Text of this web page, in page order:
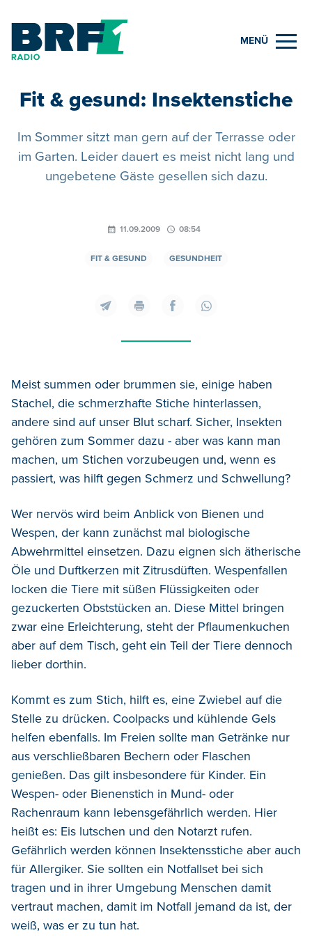
MENÜ
Fit & gesund: Insektenstiche
Im Sommer sitzt man gern auf der Terrasse oder
im Garten. Leider dauert es meist nicht lang und
ungebetene Gäste gesellen sich dazu.
11.09.2009 08:54
FIT & GESUND GESUNDHEIT
Meist summen oder brummen sie, einige haben
Stachel, die schmerzhafte Stiche hinterlassen,
andere sind auf unser Blut scharf. Sicher, Insekten
gehören zum Sommer dazu - aber was kann man
machen, um Stichen vorzubeugen und, wenn es
passiert, was hilft gegen Schmerz und Schwellung?
Wer nervös wird beim Anblick von Bienen und
Wespen, der kann zunächst mal biologische
Abwehrmittel einsetzen. Dazu eignen sich ätherische
Öle und Duftkerzen mit Zitrusdüften. Wespenfallen
locken die Tiere mit süßen Flüssigkeiten oder
gezuckerten Obststücken an. Diese Mittel bringen
zwar eine Erleichterung, steht der Pflaumenkuchen
aber auf dem Tisch, geht ein Teil der Tiere dennoch
lieber dorthin.
Kommt es zum Stich, hilft es, eine Zwiebel auf die
Stelle zu drücken. Coolpacks und kühlende Gels
helfen ebenfalls. Im Freien sollte man Getränke nur
aus verschließbaren Bechern oder Flaschen
genießen. Das gilt insbesondere für Kinder. Ein
Wespen- oder Bienenstich in Mund- oder
Rachenraum kann lebensgefährlich werden. Hier
heißt es: Eis lutschen und den Notarzt rufen.
Gefährlich werden können Insektensstiche aber auch
für Allergiker. Sie sollten ein Notfallset bei sich
tragen und in ihrer Umgebung Menschen damit
vertraut machen, damit im Notfall jemand da ist, der
weiß, was er zu tun hat.